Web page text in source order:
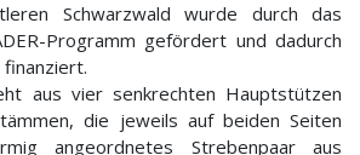
Schwarzwald wurde durch das
Programm gefördert und dadurch
aus vier senkrechten Hauptstützen
die jeweils auf beiden Seiten
angeordnetes Strebenpaar aus